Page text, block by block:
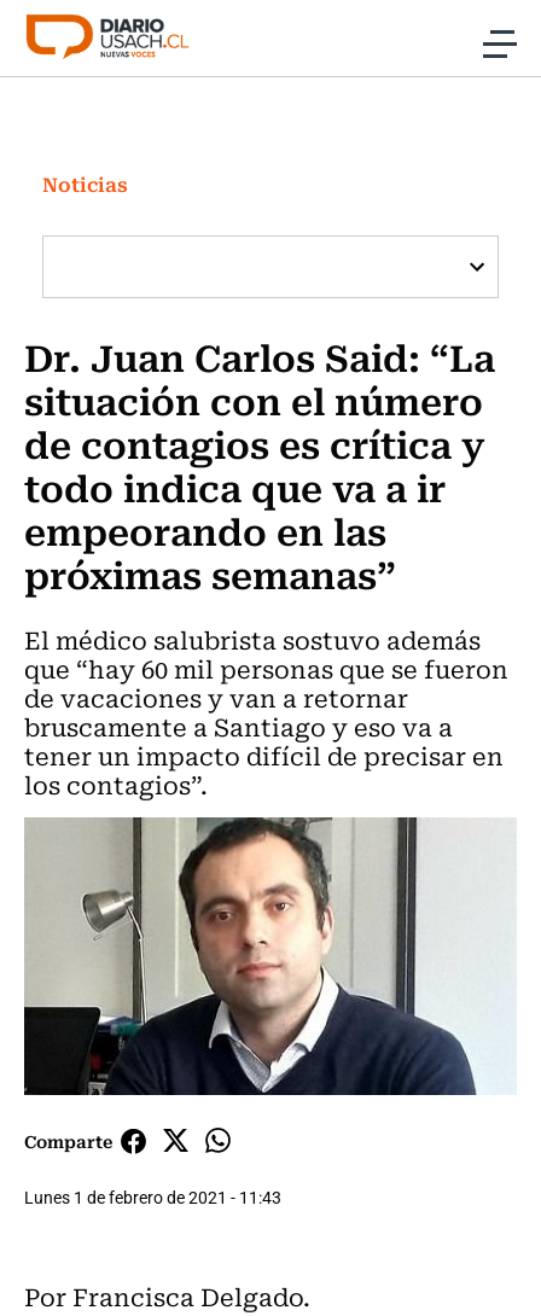
Click acá para ir directamente al contenido
Investigación
Cultura
Programas Radio y TV Usach
Noticias
Dr. Juan Carlos Said: “La
situación con el número
de contagios es crítica y
todo indica que va a ir
empeorando en las
próximas semanas”
El médico salubrista sostuvo además
que “hay 60 mil personas que se fueron
de vacaciones y van a retornar
bruscamente a Santiago y eso va a
tener un impacto difícil de precisar en
los contagios”.
Comparte
Lunes 1 de febrero de 2021 - 11:43
Por Francisca Delgado.